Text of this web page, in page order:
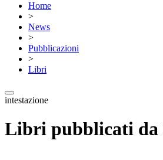
Home
>
News
>
Pubblicazioni
>
Libri
intestazione
Libri pubblicati da